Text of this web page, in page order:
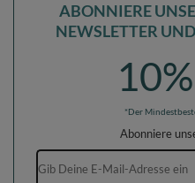
ABONNIERE
NEWSLETTER
10%
*Der
Abonniere